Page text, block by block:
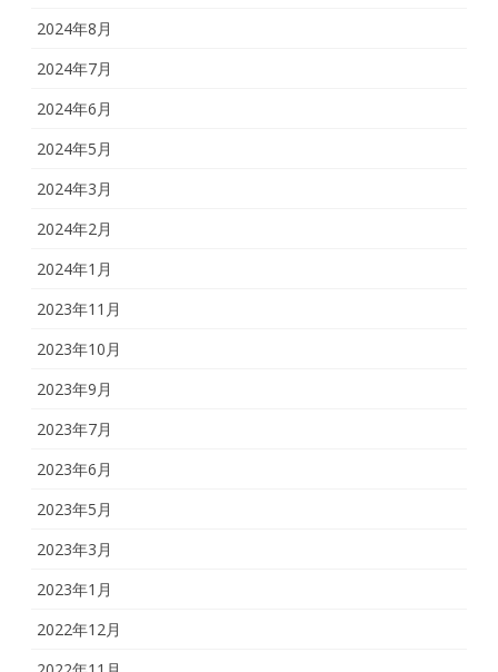
2024年8月
2024年7月
2024年6月
2024年5月
2024年3月
2024年2月
2024年1月
2023年11月
2023年10月
2023年9月
2023年7月
2023年6月
2023年5月
2023年3月
2023年1月
2022年12月